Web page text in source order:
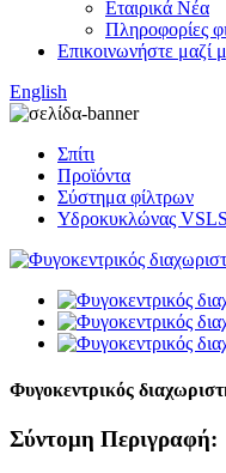
Εταιρικά Νέα
Πληροφορίες
Επικοινωνήστε μαζί
English
Σπίτι
Προϊόντα
Σύστημα φίλτρων
Υδροκυκλώνας VSLS
Φυγοκεντρικός
Σύντομη Περιγραφή: